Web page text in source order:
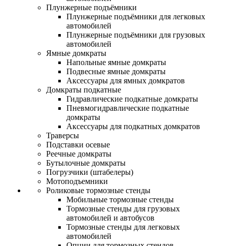
Плунжерные подъёмники
Плунжерные подъёмники для легковых
автомобилей
Плунжерные подъёмники для грузовых
автомобилей
Ямные домкраты
Напольные ямные домкраты
Подвесные ямные домкраты
Аксессуары для ямных домкратов
Домкраты подкатные
Гидравлические подкатные домкраты
Пневмогидравлические подкатные
домкраты
Аксессуары для подкатных домкратов
Траверсы
Подставки осевые
Реечные домкраты
Бутылочные домкраты
Погрузчики (штабелеры)
Мотоподъемники
Роликовые тормозные стенды
Мобильные тормозные стенды
Тормозные стенды для грузовых
автомобилей и автобусов
Тормозные стенды для легковых
автомобилей